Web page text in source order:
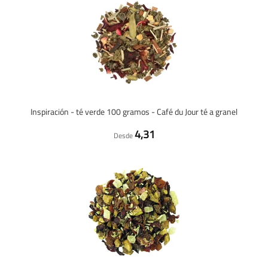
Inspiración - té verde 100 gramos - Café du Jour té a granel
Desde4,31